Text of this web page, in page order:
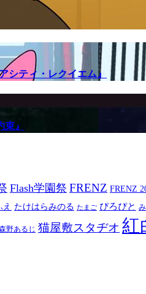
シティ・レクイエム』
』
Flash学園祭 FRENZ FRENZ
たけはらみのる たまご ぴろぴと
野あるじ 猫屋敷スタヂオ 紅